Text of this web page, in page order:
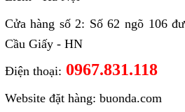
Cửa hàng số 2: Số 62 ngõ 106
Cầu Giấy - HN
Điện thoại: 0967.831.118
Website đặt hàng: buonda.com